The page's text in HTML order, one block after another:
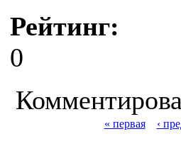
Рейтинг:
0
« первая ‹